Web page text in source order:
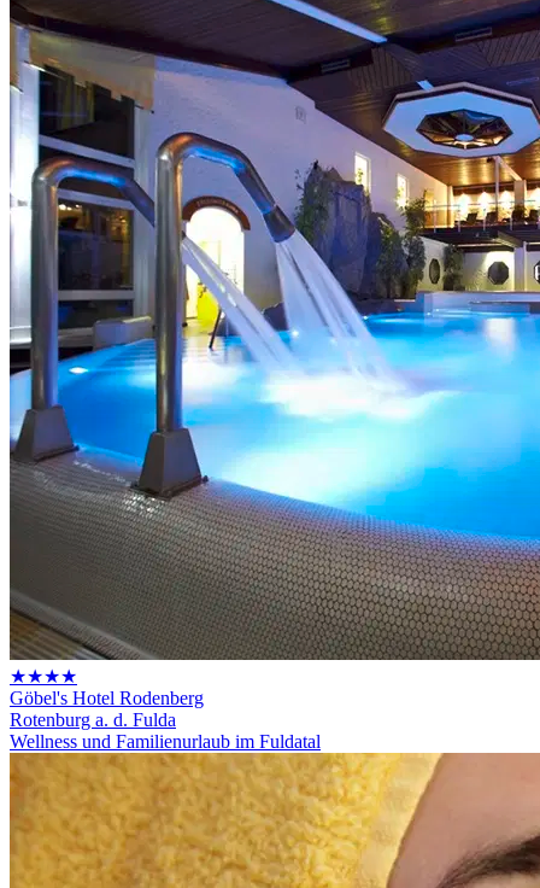
★★★★
Göbel's Hotel Rodenberg
Rotenburg a. d. Fulda
Wellness und Familienurlaub im Fuldatal